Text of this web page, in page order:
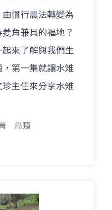
慣行農法轉變為
角兼具的福地？
來了解與我們生
第一集就讓水雉
主任來分享水雉
鳥類